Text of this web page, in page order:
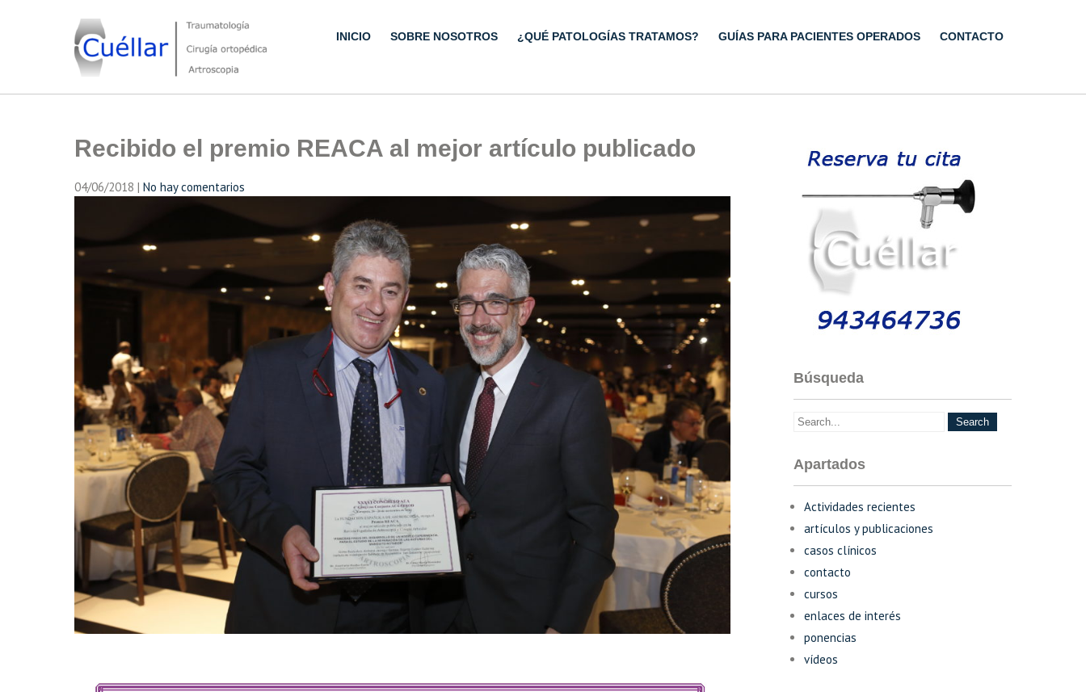
Traumatología, Cirugía ortopédica y Artroscopia
INICIO SOBRE NOSOTROS ¿QUÉ PATOLOGÍAS TRATAMOS? GUÍAS PARA PACIENTES OPERADOS CONTACTO
Recibido el premio REACA al mejor artículo publicado
04/06/2018 | No hay comentarios
Búsqueda
Apartados
Actividades recientes
artículos y publicaciones
casos clínicos
contacto
cursos
enlaces de interés
ponencias
vídeos